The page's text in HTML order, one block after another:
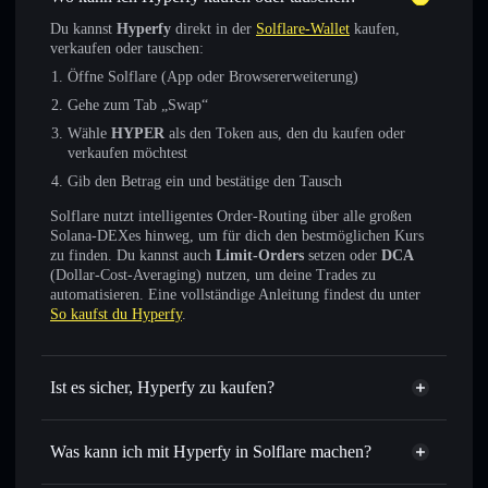
Du kannst Hyperfy direkt in der Solflare-Wallet kaufen,
verkaufen oder tauschen:
Öffne Solflare (App oder Browsererweiterung)
Gehe zum Tab „Swap“
Wähle HYPER als den Token aus, den du kaufen oder
verkaufen möchtest
Gib den Betrag ein und bestätige den Tausch
Solflare nutzt intelligentes Order-Routing über alle großen
Solana-DEXes hinweg, um für dich den bestmöglichen Kurs
zu finden. Du kannst auch Limit-Orders setzen oder DCA
(Dollar-Cost-Averaging) nutzen, um deine Trades zu
automatisieren. Eine vollständige Anleitung findest du unter
So kaufst du Hyperfy.
Ist es sicher, Hyperfy zu kaufen?
Hyperfy verifizierter Token
Was kann ich mit Hyperfy in Solflare machen?
Hyperfy
Solflare-Wallet